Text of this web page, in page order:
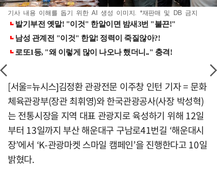
기사 내용 이해를 돕기 위한 AI 생성 이미지. *재판매 및 DB 금지
[서울=뉴시스]김정환 관광전문 이주창 인턴 기자 = 문화
체육관광부(장관 최휘영)와 한국관광공사(사장 박성혁)
는 전통시장을 지역 대표 관광지로 육성하기 위해 12일
부터 13일까지 부산 해운대구 구남로41번길 ‘해운대시
장’에서 ‘K-관광마켓 스마일 캠페인’을 진행한다고 10일
밝혔다.